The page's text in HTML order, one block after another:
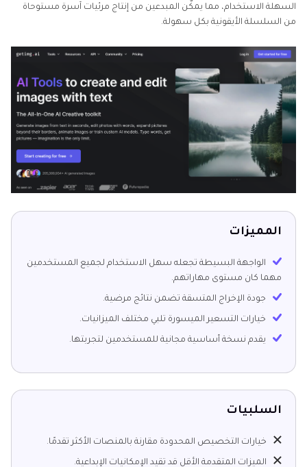
السهلة الاستخدام، مما يمكّن المبدعين من إنتاج مرئيات آسرة مستوحاة
من السلسلة الأيقونية بكل سهولة.
المميزات
الواجهة البسيطة تجعله سهل الاستخدام لجميع المستخدمين
مهما كان مستوى مهاراتهم.
جودة الإخراج المتسقة تضمن نتائج مرضية.
خيارات التسعير الميسورة تلبي مختلف الميزانيات.
يقدم نسخة أساسية مجانية للمستخدمين لتجربتها.
السلبيات
خيارات التخصيص المحدودة مقارنة بالمنصات الأكثر تقدمًا.
الميزات المتقدمة الأقل قد تقيد الإمكانيات الإبداعية.